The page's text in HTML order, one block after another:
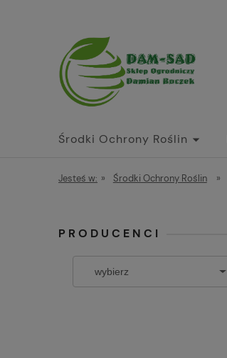
Środki Ochrony Roślin
Jesteś w: » Środki Ochrony Roślin »
PRODUCENCI